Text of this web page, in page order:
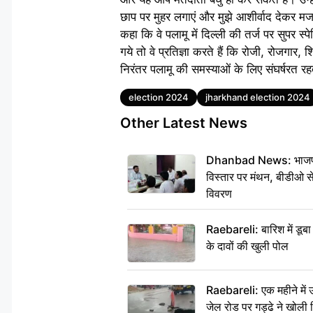
छाप पर मुहर लगाएं और मुझे आशीर्वाद देकर
कहा कि वे पलामू में दिल्ली की तर्ज पर सुपर
गये तो वे प्रतिज्ञा करते हैं कि रोजी, रोजगार,
निरंतर पलामू की समस्याओं के लिए संघर्षरत
Tags
election 2024 jharkhand election 2024
Other Latest News
Dhanbad News:
विस्तार पर मंथन,
विवरण
Raebareli: बारिश में
के दावों की खुली पोल
Raebareli: एक महीने
जेल रोड पर गड्ढे ने खोली